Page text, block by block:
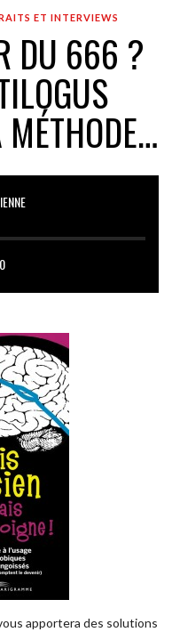
ET INTERVIEWS
DU 666 ?
0
apportera des solutions